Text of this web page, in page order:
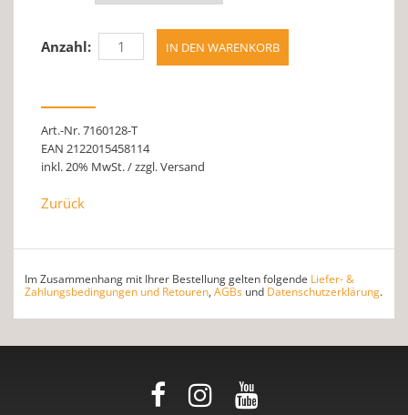
Anzahl:
Art.-Nr. 7160128-T
EAN 2122015458114
inkl. 20% MwSt. / zzgl. Versand
Zurück
Im Zusammenhang mit Ihrer Bestellung gelten folgende Liefer- &
Zahlungsbedingungen und Retouren, AGBs und Datenschutzerklärung.